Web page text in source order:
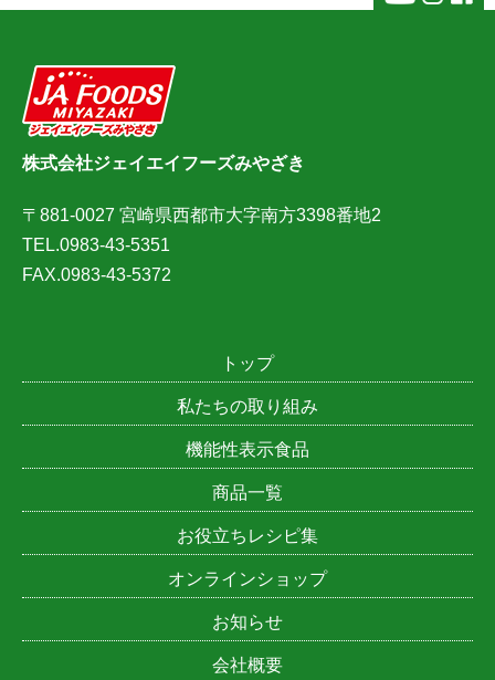
株式会社ジェイエイフーズみやざき
〒881-0027 宮崎県西都市大字南方3398番地2
TEL.0983-43-5351
FAX.0983-43-5372
トップ
私たちの取り組み
機能性表示食品
商品一覧
お役立ちレシピ集
オンラインショップ
お知らせ
会社概要